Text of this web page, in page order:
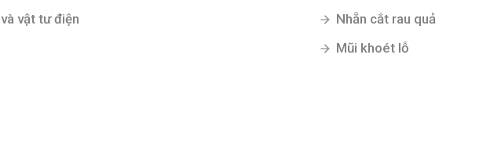
vật tư điện
Nhẵn cắt rau quả
Mũi khoét lỗ